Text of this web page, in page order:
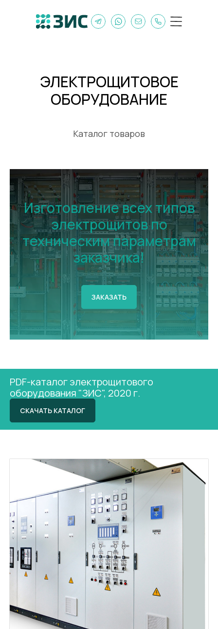
ЭЛЕКТРОЩИТОВОЕ
ОБОРУДОВАНИЕ
Каталог товаров
Изготовление всех типов
электрощитов по
техническим параметрам
заказчика!
ЗАКАЗАТЬ
PDF-каталог электрощитового
оборудования "ЗИС", 2020 г.
СКАЧАТЬ КАТАЛОГ